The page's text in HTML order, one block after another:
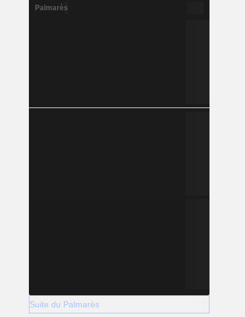
Palmarès
Suite du Palmarès